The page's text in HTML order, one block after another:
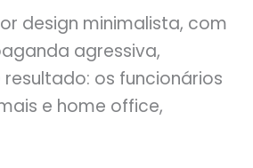
design minimalista, com
agressiva,
os funcionários
e home office,